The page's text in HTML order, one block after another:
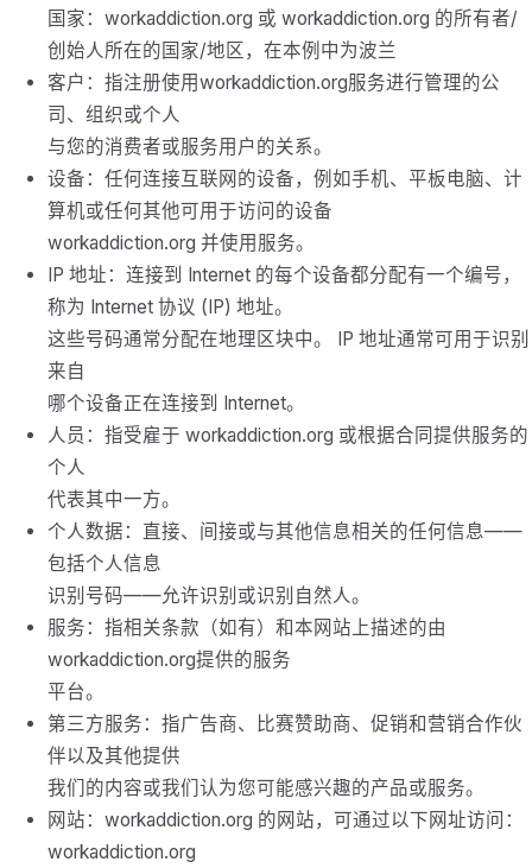
国家：workaddiction.org 或 workaddiction.org 的所有者/
创始人所在的国家/地区，在本例中为波兰
客户：指注册使用workaddiction.org服务进行管理的公
司、组织或个人
与您的消费者或服务用户的关系。
设备：任何连接互联网的设备，例如手机、平板电脑、计
算机或任何其他可用于访问的设备
workaddiction.org 并使用服务。
IP 地址：连接到 Internet 的每个设备都分配有一个编号，
称为 Internet 协议 (IP) 地址。
这些号码通常分配在地理区块中。 IP 地址通常可用于识别
来自
哪个设备正在连接到 Internet。
人员：指受雇于 workaddiction.org 或根据合同提供服务的
个人
代表其中一方。
个人数据：直接、间接或与其他信息相关的任何信息——
包括个人信息
识别号码——允许识别或识别自然人。
服务：指相关条款（如有）和本网站上描述的由
workaddiction.org提供的服务
平台。
第三方服务：指广告商、比赛赞助商、促销和营销合作伙
伴以及其他提供
我们的内容或我们认为您可能感兴趣的产品或服务。
网站：workaddiction.org 的网站，可通过以下网址访问：
workaddiction.org